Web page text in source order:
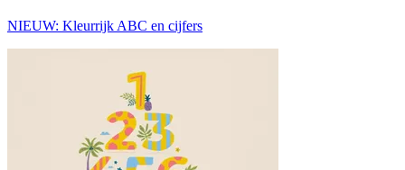
NIEUW: Kleurrijk ABC en cijfers